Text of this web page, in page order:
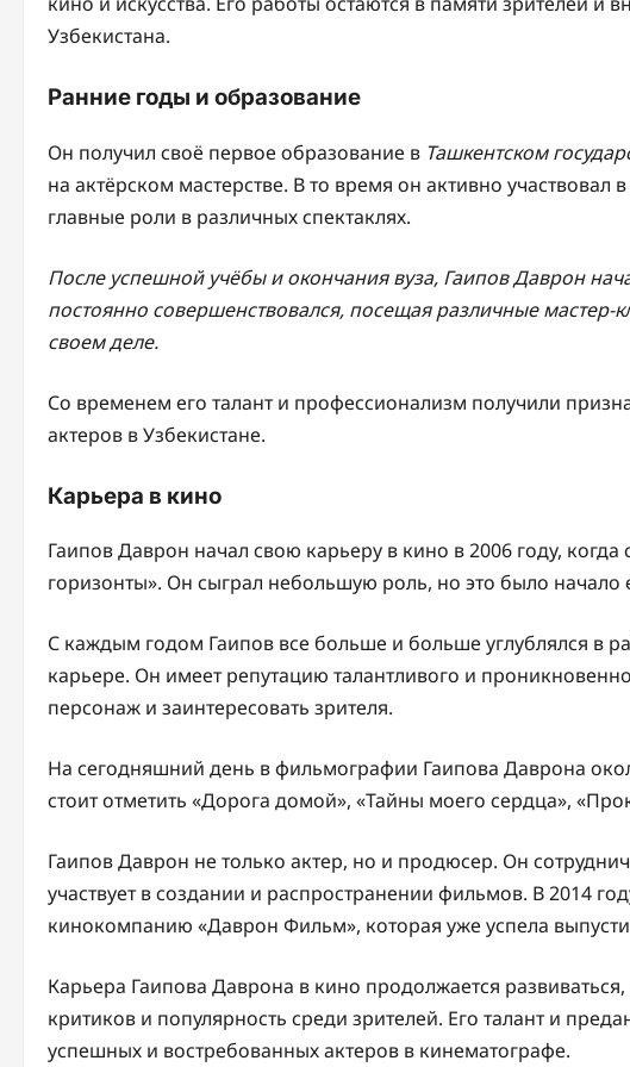
Узбекистана.
Ранние годы и образование
Он получил своё первое образование в Ташкентском
на актёрском мастерстве. В то время он активно
главные роли в различных спектаклях.
После успешной учёбы и окончания вуза, Гаипов Даврон
постоянно совершенствовался, посещая различные мастер-
своем деле.
Со временем его талант и профессионализм получили
актеров в Узбекистане.
Карьера в кино
Гаипов Даврон начал свою карьеру в кино в 2006 году,
горизонты». Он сыграл небольшую роль, но это было
С каждым годом Гаипов все больше и больше углублялся в
карьере. Он имеет репутацию талантливого и
персонаж и заинтересовать зрителя.
На сегодняшний день в фильмографии Гаипова Даврона
стоит отметить «Дорога домой», «Тайны моего сердца»,
Гаипов Даврон не только актер, но и продюсер. Он
участвует в создании и распространении фильмов. В 2014
кинокомпанию «Даврон Фильм», которая уже успела
Карьера Гаипова Даврона в кино продолжается
критиков и популярность среди зрителей. Его талант и
успешных и востребованных актеров в кинематографе.